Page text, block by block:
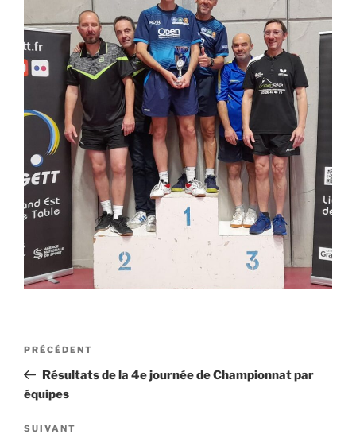
Navigation
l’article
Article
précédent
PRÉCÉDENT
Résultats de la 4e journée de Championnat par
équipes
Article
SUIVANT